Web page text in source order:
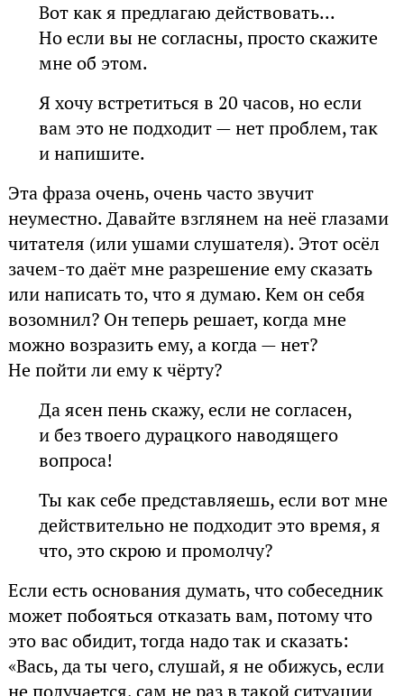
Вот как я предлагаю действовать...
Но если вы не согласны, просто скажите
мне об этом.
Я хочу встретиться в 20 часов, но если
вам это не подходит — нет проблем, так
и напишите.
Эта фраза очень, очень часто звучит
неуместно. Давайте взглянем на неё глазами
читателя (или ушами слушателя). Этот осёл
зачем-то даёт мне разрешение ему сказать
или написать то, что я думаю. Кем он себя
возомнил? Он теперь решает, когда мне
можно возразить ему, а когда — нет?
Не пойти ли ему к чёрту?
Да ясен пень скажу, если не согласен,
и без твоего дурацкого наводящего
вопроса!
Ты как себе представляешь, если вот мне
действительно не подходит это время, я
что, это скрою и промолчу?
Если есть основания думать, что собеседник
может побояться отказать вам, потому что
это вас обидит, тогда надо так и сказать:
«Вась, да ты чего, слушай, я не обижусь, если